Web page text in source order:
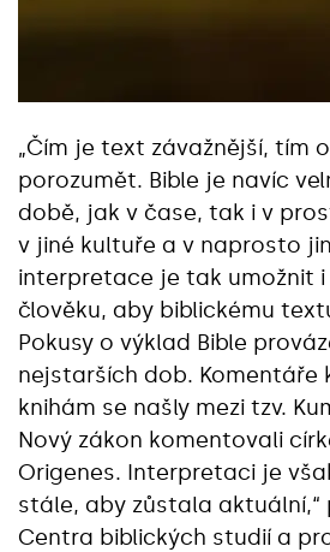
„Čím je text závažnější, tím
porozumět. Bible je navíc
době, jak v čase, tak i v
v jiné kultuře a v naprosto
interpretace je tak umožnit i
člověku, aby biblickému
Pokusy o výklad Bible
nejstarších dob. Komentáře
knihám se našly mezi tzv.
Nový zákon komentovali
Origenes. Interpretaci je
stále, aby zůstala
Centra biblických studií a